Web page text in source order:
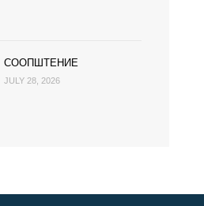
СООПШТЕНИЕ
JULY 28, 2026